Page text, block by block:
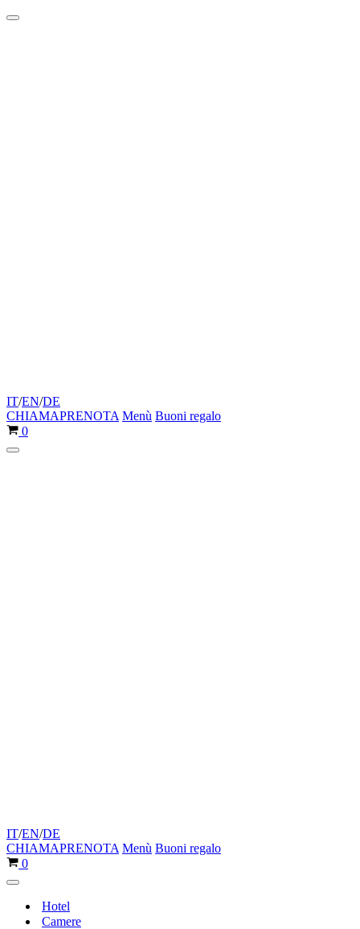
Menu
IT/EN/DE
CHIAMAPRENOTA Menù Buoni regalo
Carrello
0
Menu
IT/EN/DE
CHIAMAPRENOTA Menù Buoni regalo
Carrello
0
Menu
navigazione
Hotel
Camere